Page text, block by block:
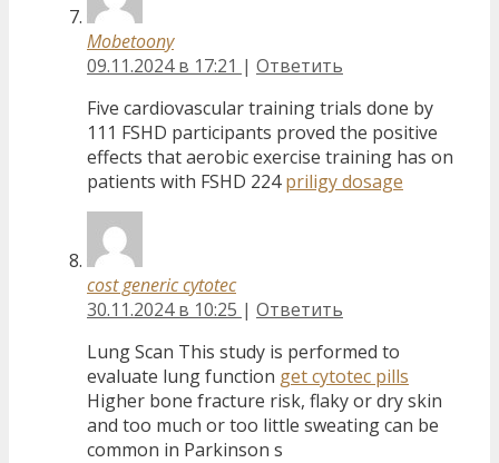
Mobetoony
09.11.2024 в 17:21 | Ответить
Five cardiovascular training trials done by
111 FSHD participants proved the positive
effects that aerobic exercise training has on
patients with FSHD 224priligy dosage
cost generic cytotec
30.11.2024 в 10:25 | Ответить
Lung Scan This study is performed to
evaluate lung function get cytotec pills
Higher bone fracture risk, flaky or dry skin
and too much or too little sweating can be
common in Parkinson s